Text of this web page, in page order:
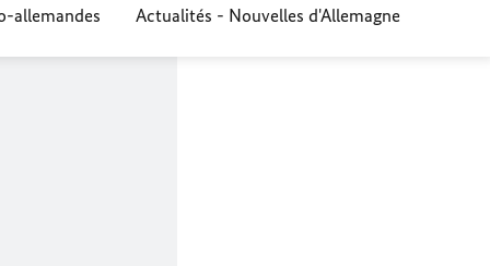
allemandes Actualités - Nouvelles d'Allemagne